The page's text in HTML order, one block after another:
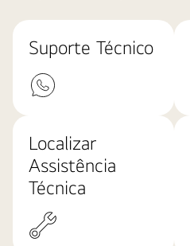
Suporte Técnico
Localizar
Assistência
Técnica